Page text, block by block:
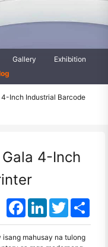
Gallery
Exhibition
Inch Industrial Barcode
4-Inch
FacebookLinkedInTwitter
isang mahusay na tulong